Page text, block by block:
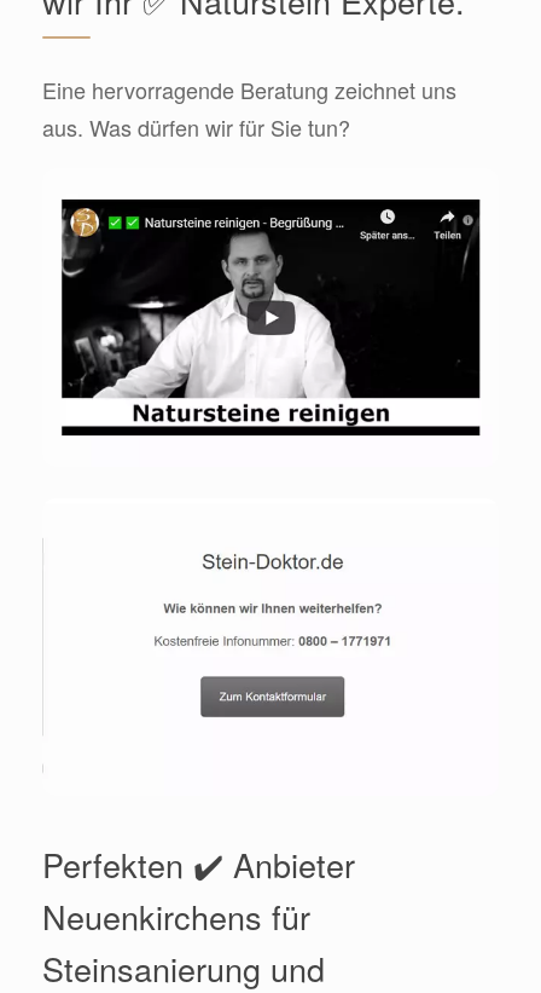
Eine hervorragende Beratung zeichnet uns
aus. Was dürfen wir für Sie tun?
Perfekten ✔️ Anbieter
Neuenkirchens für
Steinsanierung und